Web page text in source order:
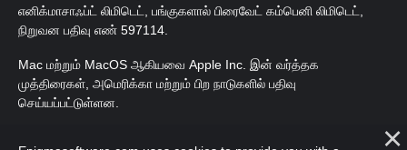
எனிக்மாசாஃப்ட் லிமிடெட், பங்குகளால் பிரைவேட் கம்பெனி லிமிடெட்,
நிறுவன பதிவு எண் 597114.
Mac மற்றும் MacOS ஆகியவை Apple Inc. இன் வர்த்தக
முத்திரைகள், அமெரிக்கா மற்றும் பிற நாடுகளில் பதிவு
செய்யப்பட்டுள்ளன.